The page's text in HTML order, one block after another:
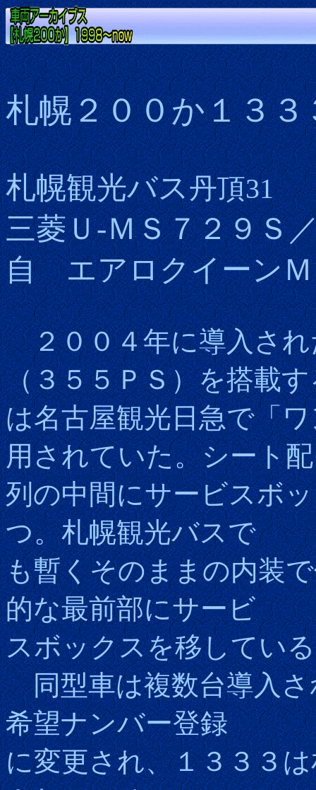
札幌２００か１３３
札幌観光バス丹頂31
三菱Ｕ-ＭＳ７２９Ｓ
自 エアロクイーンＭ
２００４年に導入され
（３５５ＰＳ）を搭載
は名古屋観光日急で「
用されていた。シート配
列の中間にサービスボ
つ。札幌観光バスで
も暫くそのままの内装
的な最前部にサービ
スボックスを移してい
同型車は複数台導入さ
希望ナンバー登録
に変更され、１３３３